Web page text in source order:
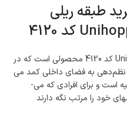
طبقه ریلی
طبقه ریلی کشویی یونی هوپر Unihopper کد 4120 محصولی است که در
به فضای داخلی کمد می­‌
شود. این طبقه ریلی تقریبا به کشو شبیه است و برای افرادی که می‌­
خود را مرتب نگه دارند